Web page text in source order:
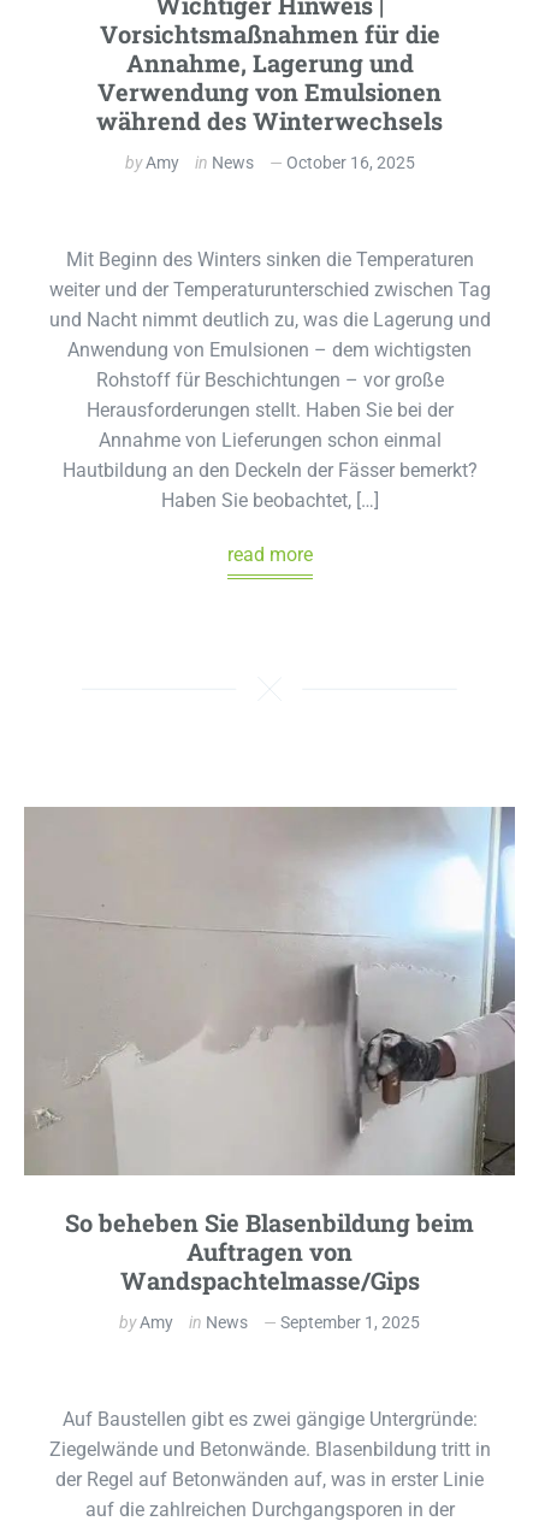
Vorsichtsmaßnahmen für die
Annahme, Lagerung und
Verwendung von Emulsionen
während des Winterwechsels
byAmy in News October 16, 2025
Mit Beginn des Winters sinken die Temperaturen
weiter und der Temperaturunterschied zwischen Tag
und Nacht nimmt deutlich zu, was die Lagerung und
Anwendung von Emulsionen – dem wichtigsten
Rohstoff für Beschichtungen – vor große
Herausforderungen stellt. Haben Sie bei der
Annahme von Lieferungen schon einmal
Hautbildung an den Deckeln der Fässer bemerkt?
Haben Sie beobachtet, […]
read more
So beheben Sie Blasenbildung beim
Auftragen von
Wandspachtelmasse/Gips
byAmy in News September 1, 2025
Auf Baustellen gibt es zwei gängige Untergründe:
Ziegelwände und Betonwände. Blasenbildung tritt in
der Regel auf Betonwänden auf, was in erster Linie
auf die zahlreichen Durchgangsporen in der